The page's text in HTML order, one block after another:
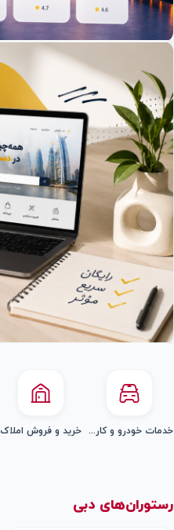
خدمات خودرو و کارواش خرید و فروش املاک
رستوران‌های دبی